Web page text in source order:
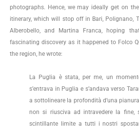
photographs. Hence, we may ideally get on
itinerary, which will stop off in Bari, Polignano,
Alberobello, and Martina Franca, hoping
fascinating discovery as it happened to Folco
the region, he wrote:
La Puglia è stata, per me, un
s’entrava in Puglia e s’andava verso
a sottolineare la profondità d’una
non si riusciva ad intravedere la fine,
scintillante limite a tutti i nostri